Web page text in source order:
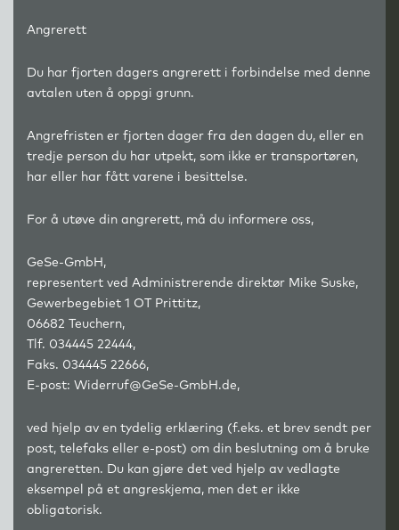
Angrerett
Du har fjorten dagers angrerett i forbindelse med denne
avtalen uten å oppgi grunn.
Angrefristen er fjorten dager fra den dagen du, eller en
tredje person du har utpekt, som ikke er transportøren,
har eller har fått varene i besittelse.
For å utøve din angrerett, må du informere oss,
GeSe-GmbH,
representert ved Administrerende direktør Mike Suske,
Gewerbegebiet 1 OT Prittitz,
06682 Teuchern,
Tlf. 034445 22444,
Faks. 034445 22666,
E-post: Widerruf@GeSe-GmbH.de,
ved hjelp av en tydelig erklæring (f.eks. et brev sendt per
post, telefaks eller e-post) om din beslutning om å bruke
angreretten. Du kan gjøre det ved hjelp av vedlagte
eksempel på et angreskjema, men det er ikke
obligatorisk.